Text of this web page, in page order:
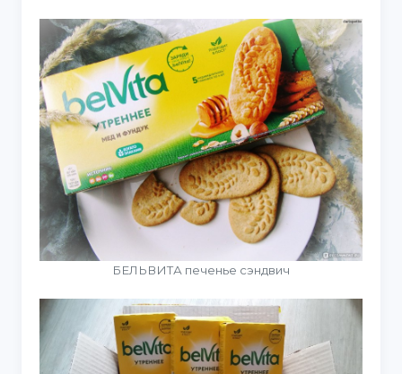
БЕЛЬВИТА печенье сэндвич